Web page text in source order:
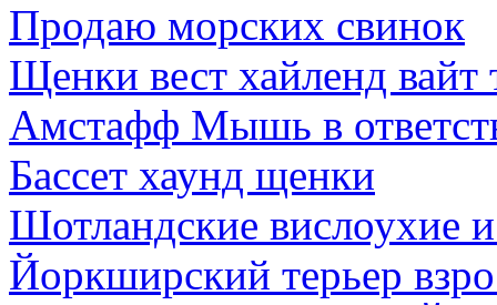
Продаю морских свинок
Щенки вест хайленд вайт
Амстафф Мышь в
Бассет хаунд щенки
Шотландские вислоухие
Йоркширский терьер